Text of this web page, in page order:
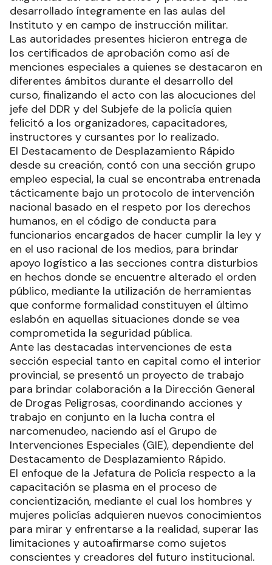
desarrollado íntegramente en las aulas del
Instituto y en campo de instrucción militar.
Las autoridades presentes hicieron entrega de
los certificados de aprobación como así de
menciones especiales a quienes se destacaron en
diferentes ámbitos durante el desarrollo del
curso, finalizando el acto con las alocuciones del
jefe del DDR y del Subjefe de la policía quien
felicitó a los organizadores, capacitadores,
instructores y cursantes por lo realizado.
El Destacamento de Desplazamiento Rápido
desde su creación, contó con una sección grupo
empleo especial, la cual se encontraba entrenada
tácticamente bajo un protocolo de intervención
nacional basado en el respeto por los derechos
humanos, en el código de conducta para
funcionarios encargados de hacer cumplir la ley y
en el uso racional de los medios, para brindar
apoyo logístico a las secciones contra disturbios
en hechos donde se encuentre alterado el orden
público, mediante la utilización de herramientas
que conforme formalidad constituyen el último
eslabón en aquellas situaciones donde se vea
comprometida la seguridad pública.
Ante las destacadas intervenciones de esta
sección especial tanto en capital como el interior
provincial, se presentó un proyecto de trabajo
para brindar colaboración a la Dirección General
de Drogas Peligrosas, coordinando acciones y
trabajo en conjunto en la lucha contra el
narcomenudeo, naciendo así el Grupo de
Intervenciones Especiales (GIE), dependiente del
Destacamento de Desplazamiento Rápido.
El enfoque de la Jefatura de Policía respecto a la
capacitación se plasma en el proceso de
concientización, mediante el cual los hombres y
mujeres policías adquieren nuevos conocimientos
para mirar y enfrentarse a la realidad, superar las
limitaciones y autoafirmarse como sujetos
conscientes y creadores del futuro institucional.